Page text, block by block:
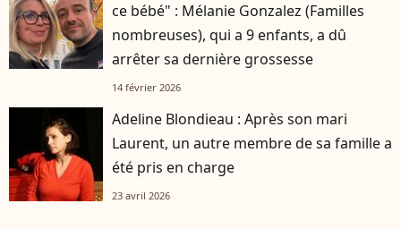
ce bébé" : Mélanie Gonzalez (Familles
nombreuses), qui a 9 enfants, a dû
arrêter sa dernière grossesse
14 février 2026
Adeline Blondieau : Après son mari
Laurent, un autre membre de sa famille a
été pris en charge
23 avril 2026